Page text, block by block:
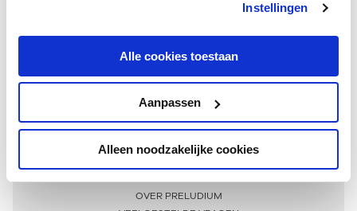
Instellingen
Alle cookies toestaan
Aanpassen
Alleen noodzakelijke cookies
Meer informatie
OVER PRELUDIUM